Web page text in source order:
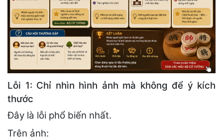
Lỗi 1: Chỉ nhìn hình ảnh mà không để ý kích
thước
Đây là lỗi phổ biến nhất.
Trên ảnh: